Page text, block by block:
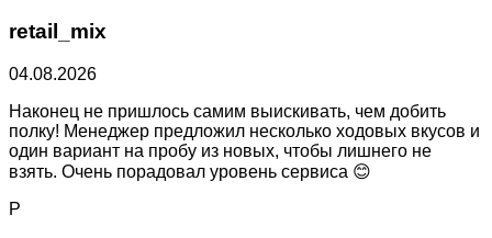
retail_mix
04.08.2026
Наконец не пришлось самим выискивать, чем добить
полку! Менеджер предложил несколько ходовых вкусов и
один вариант на пробу из новых, чтобы лишнего не
взять. Очень порадовал уровень сервиса 😊
P